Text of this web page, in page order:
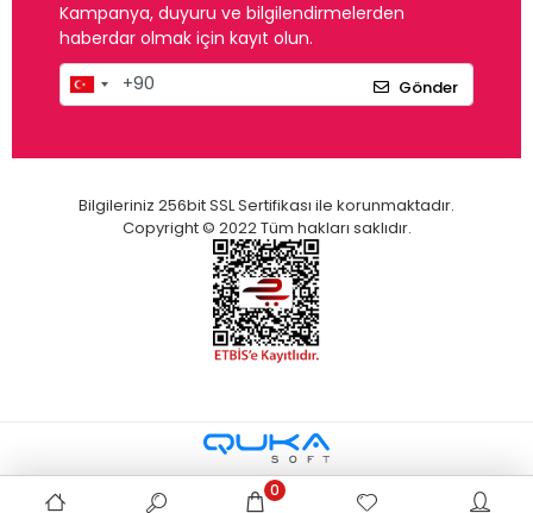
Kampanya, duyuru ve bilgilendirmelerden
haberdar olmak için kayıt olun.
Gönder
Bilgileriniz 256bit SSL Sertifikası ile korunmaktadır.
Copyright © 2022 Tüm hakları saklıdır.
0